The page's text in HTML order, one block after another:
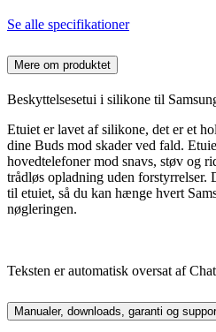
Se alle specifikationer
Mere om produktet
Beskyttelsesetui i silikone til
Etuiet er lavet af silikone, det er et
dine Buds mod skader ved fald.
hovedtelefoner mod snavs, støv og
trådløs opladning uden forstyrrelser.
til etuiet, så du kan hænge hvert
nøgleringen.
Teksten er automatisk oversat af
Manualer, downloads, garanti og